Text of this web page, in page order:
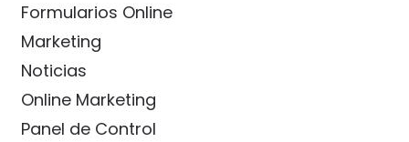
Formularios Online
Marketing
Noticias
Online Marketing
Panel de Control